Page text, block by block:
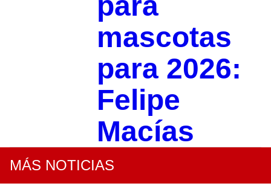
mascotas
para 2026:
Felipe
Macías
MÁS NOTICIAS